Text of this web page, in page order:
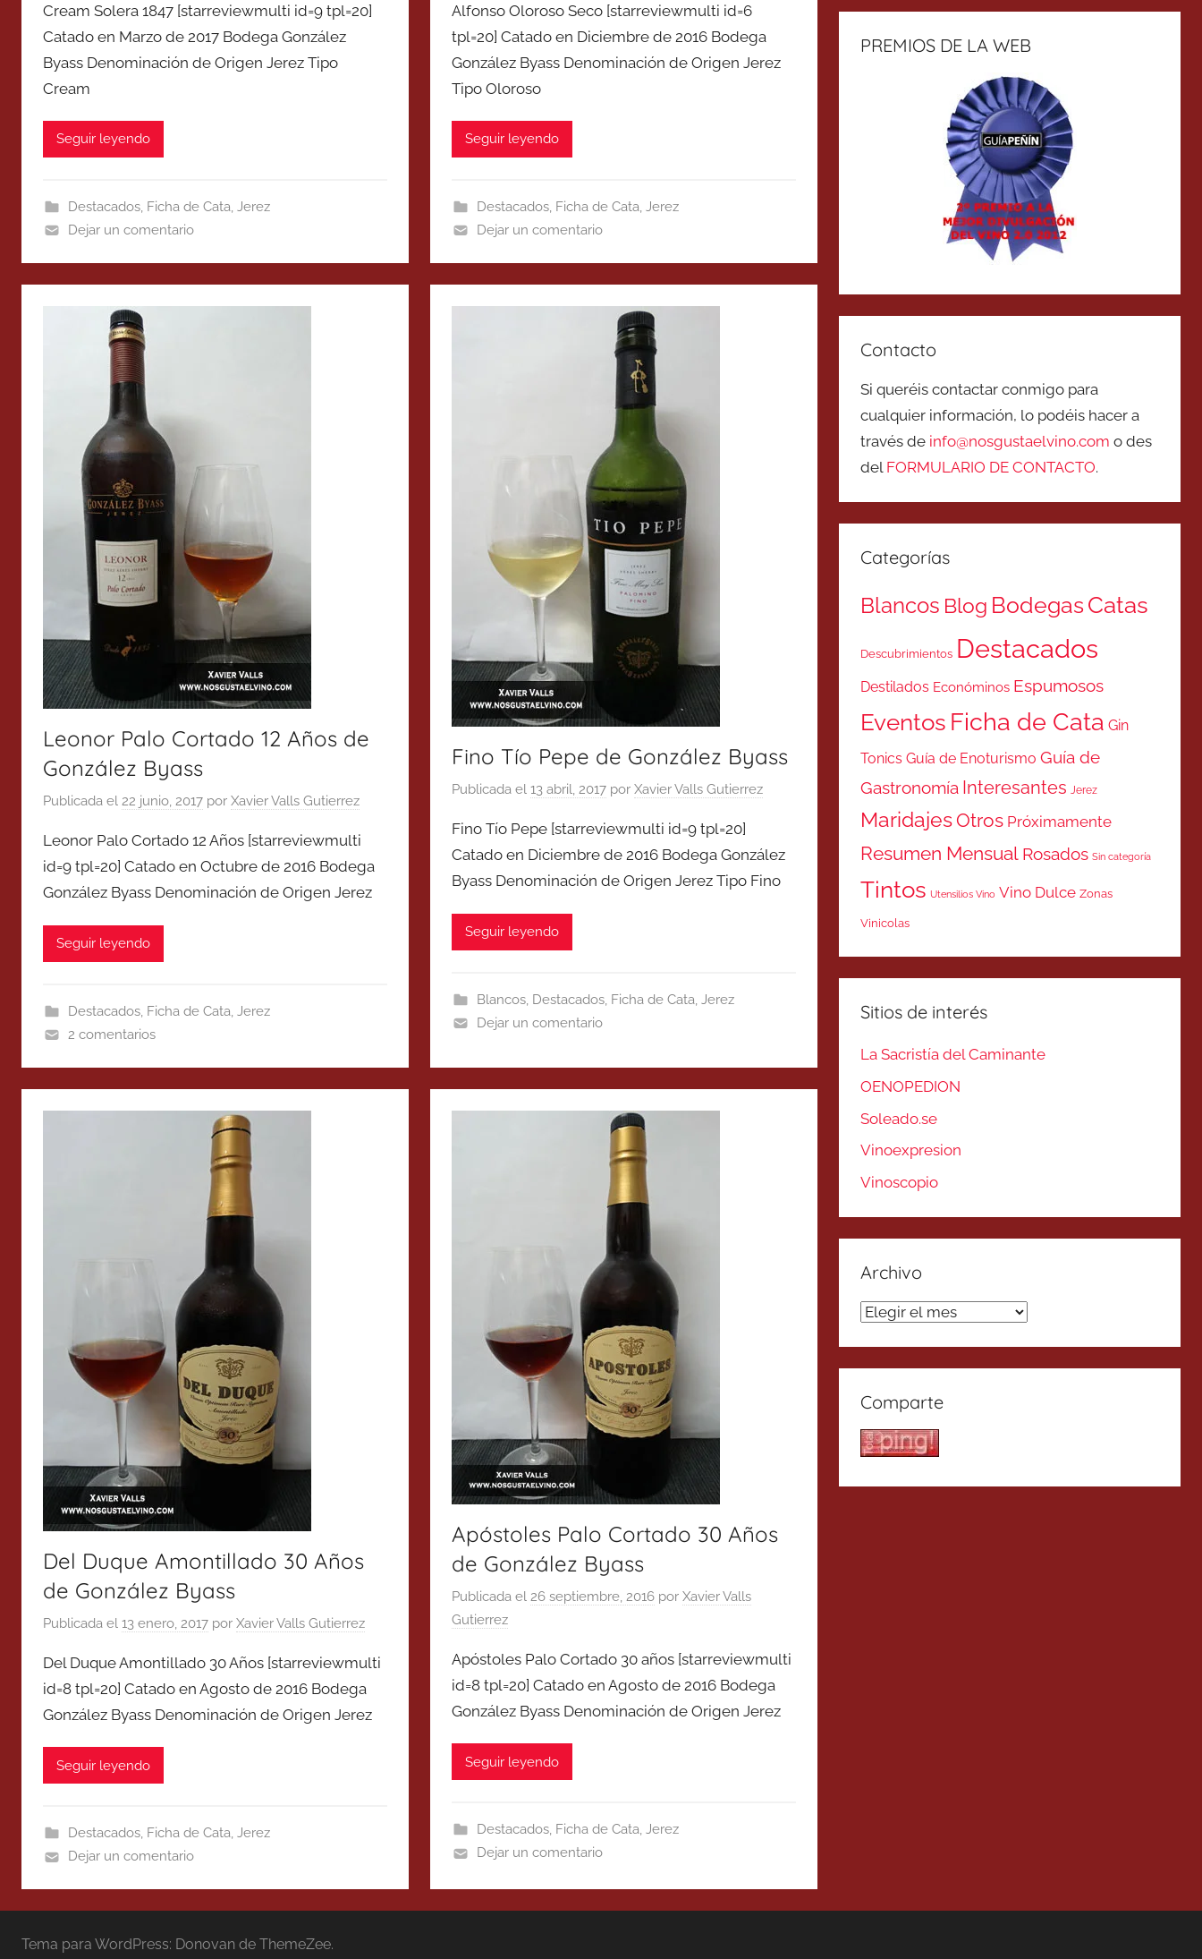
Cream Solera 1847 [starreviewmulti id=9 tpl=20]
Catado en Marzo de 2017 Bodega González
Byass Denominación de Origen Jerez Tipo
Cream
Seguir leyendo
Destacados, Ficha de Cata, Jerez
Dejar un comentario
Alfonso Oloroso Seco [starreviewmulti id=6
tpl=20] Catado en Diciembre de 2016 Bodega
González Byass Denominación de Origen Jerez
Tipo Oloroso
Seguir leyendo
Destacados, Ficha de Cata, Jerez
Dejar un comentario
Leonor Palo Cortado 12 Años de
González Byass
Publicada el 22 junio, 2017 por Xavier Valls Gutierrez
Leonor Palo Cortado 12 Años [starreviewmulti
id=9 tpl=20] Catado en Octubre de 2016 Bodega
González Byass Denominación de Origen Jerez
Seguir leyendo
Destacados, Ficha de Cata Jerez
2 comentarios
Fino Tío Pepe de González Byass
Publicada el13 abril, 2017 porXavier Valls Gutierrez
Fino Tío Pepe [starreviewmulti id=9 tpl=20]
Catado en Diciembre de 2016 Bodega González
Byass Denominación de Origen Jerez Tipo Fino
Seguir leyendo
Blancos, Destacados, Ficha de Cata Jerez
Dejar un comentario
Del Duque Amontillado 30 Años
de González Byass
Publicada el 13 enero, 2017 por Xavier Valls Gutierrez
Del Duque Amontillado 30 Años [starreviewmulti
id=8 tpl=20] Catado en Agosto de 2016 Bodega
González Byass Denominación de Origen Jerez
Seguir leyendo
Destacados, Ficha de Cata, Jerez
Dejar un comentario
Apóstoles Palo Cortado 30 Años
de González Byass
Publicada el26 septiembre, 2016 porXavier Valls
Gutierrez
Apóstoles Palo Cortado 30 años [starreviewmulti
id=8 tpl=20] Catado en Agosto de 2016 Bodega
González Byass Denominación de Origen Jerez
Seguir leyendo
Destacados, Ficha de Cata, Jerez
Dejar un comentario
PREMIOS DE LA WEB
Contacto
Si queréis contactar conmigo para
cualquier información, lo podéis hacer a
través de info@nosgustaelvino.com o des
del FORMULARIO DE CONTACTO.
Categorías
Blancos Blog BodegasCatas
Descubrimientos Destacados
Destilados Económinos Espumosos
Eventos Ficha de Cata Gin
Tonics Guía de Enoturismo Guía de
Gastronomía Interesantes Jerez
MaridajesOtros Próximamente
Resumen Mensual Rosados Sin categoría
Tintos Utensilios Vino Vino Dulce Zonas
Vinicolas
Sitios de interés
La Sacristía del Caminante
OENOPEDION
Soleado.se
Vinoexpresion
Vinoscopio
Archivo
Archivo
Comparte
Tema para WordPress: Donovan de ThemeZee.